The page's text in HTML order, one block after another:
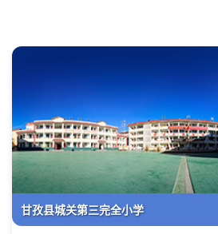
甘孜县城关第三完全小学